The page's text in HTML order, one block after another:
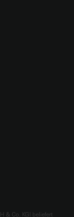
& Co. KGl beliefert